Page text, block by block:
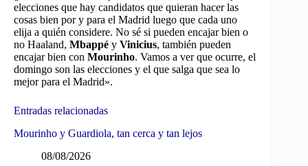
elecciones que hay candidatos que quieran hacer las
cosas bien por y para el Madrid luego que cada uno
elija a quién considere. No sé si pueden encajar bien o
no Haaland, Mbappé y Vinicius, también pueden
encajar bien con Mourinho. Vamos a ver que ocurre, el
domingo son las elecciones y el que salga que sea lo
mejor para el Madrid».
Entradas relacionadas
Mourinho y Guardiola, tan cerca y tan lejos
08/08/2026